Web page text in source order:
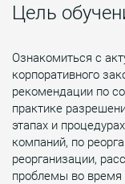
Цель
Ознакомиться с
корпоративного
рекомендации по
практике
этапах и
компаний, по
реорганизации,
проблемы во время